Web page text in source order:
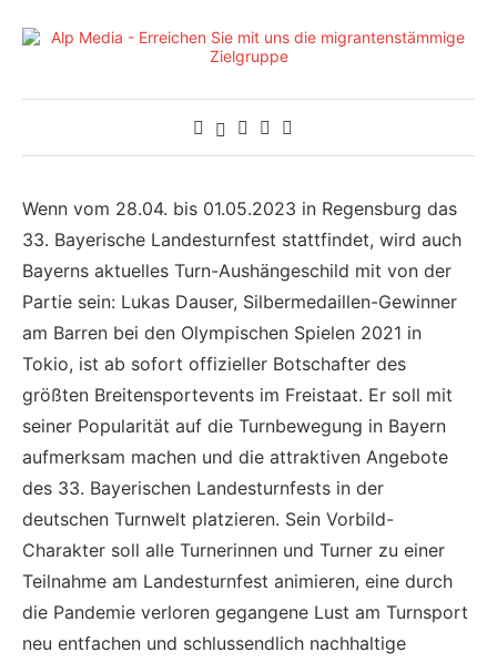
Wenn vom 28.04. bis 01.05.2023 in Regensburg das
33. Bayerische Landesturnfest stattfindet, wird auch
Bayerns aktuelles Turn-Aushängeschild mit von der
Partie sein: Lukas Dauser, Silbermedaillen-Gewinner
am Barren bei den Olympischen Spielen 2021 in
Tokio, ist ab sofort offizieller Botschafter des
größten Breitensportevents im Freistaat. Er soll mit
seiner Popularität auf die Turnbewegung in Bayern
aufmerksam machen und die attraktiven Angebote
des 33. Bayerischen Landesturnfests in der
deutschen Turnwelt platzieren. Sein Vorbild-
Charakter soll alle Turnerinnen und Turner zu einer
Teilnahme am Landesturnfest animieren, eine durch
die Pandemie verloren gegangene Lust am Turnsport
neu entfachen und schlussendlich nachhaltige